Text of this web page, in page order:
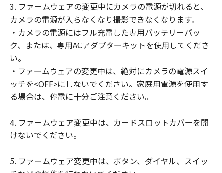
ンのライセンサーに帰属します。
著作権表示
お客様は、「許諾ソフトウェア」に含まれ
るキヤノンまたはキヤノンのライセンサー
の著作権表示を変更し、除去しまたは削除
してはなりません。
サポートおよびアップグレード
キヤノン、キヤノンの子会社、キヤノンの
関連会社、それらの販売代理店および販売
「許諾ソフトウェア」のメンテナンスおよ
3. ファームウェアの変更中にカメラの電源が切れると、
カメラの電源が入らなくなり撮影できなくなります。
・カメラの電源にはフル充電した専用バッテリーパッ
ク、または、専用ACアダプターキットを使用してくださ
い。
・ファームウェアの変更中は、絶対にカメラの電源スイ
ッチを<OFF>にしないでください。家庭用電源を使用す
る場合は、停電に十分ご注意ください。
4. ファームウェア変更中は、カードスロットカバーを開
けないでください。
5. ファームウェア変更中は、ボタン、ダイヤル、スイッ